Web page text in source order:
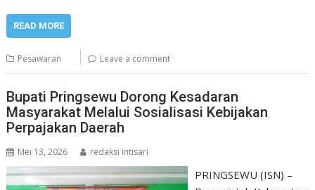
READ MORE
Pesawaran Leave a comment
Bupati Pringsewu Dorong Kesadaran
Masyarakat Melalui Sosialisasi Kebijakan
Perpajakan Daerah
Mei 13, 2026 redaksi intisari
PRINGSEWU (ISN) –